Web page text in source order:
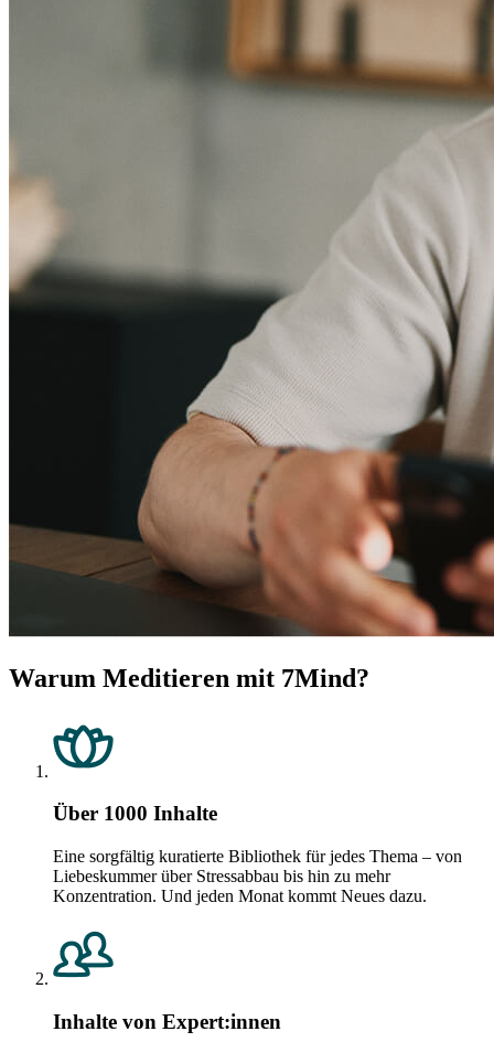
Warum Meditieren mit 7Mind?
Über 1000 Inhalte
Eine sorgfältig kuratierte Bibliothek für jedes Thema – von
Liebeskummer über Stressabbau bis hin zu mehr
Konzentration. Und jeden Monat kommt Neues dazu.
Inhalte von Expert:innen